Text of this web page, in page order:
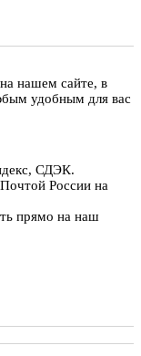
нашем сайте, в
удобным для вас
СДЭК.
России на
прямо на наш